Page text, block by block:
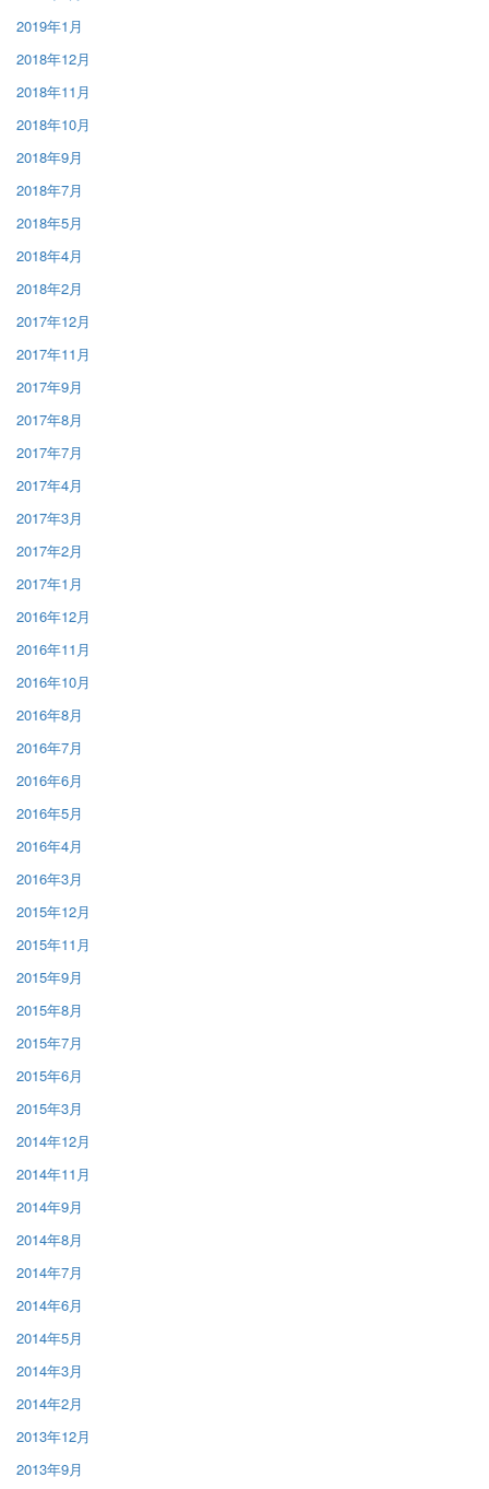
2019年1月
2018年12月
2018年11月
2018年10月
2018年9月
2018年7月
2018年5月
2018年4月
2018年2月
2017年12月
2017年11月
2017年9月
2017年8月
2017年7月
2017年4月
2017年3月
2017年2月
2017年1月
2016年12月
2016年11月
2016年10月
2016年8月
2016年7月
2016年6月
2016年5月
2016年4月
2016年3月
2015年12月
2015年11月
2015年9月
2015年8月
2015年7月
2015年6月
2015年3月
2014年12月
2014年11月
2014年9月
2014年8月
2014年7月
2014年6月
2014年5月
2014年3月
2014年2月
2013年12月
2013年9月